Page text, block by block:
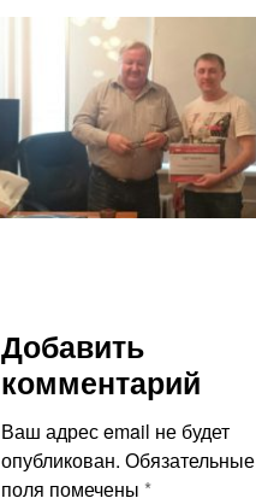
Добавить
комментарий
Ваш адрес email не будет
опубликован. Обязательные
поля помечены *